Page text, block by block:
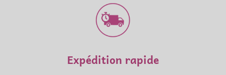
Expédition rapide